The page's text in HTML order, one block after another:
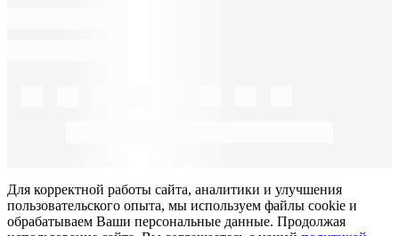
Для корректной работы сайта, аналитики и улучшения
пользовательского опыта, мы используем файлы cookie и
обрабатываем Ваши персональные данные. Продолжая